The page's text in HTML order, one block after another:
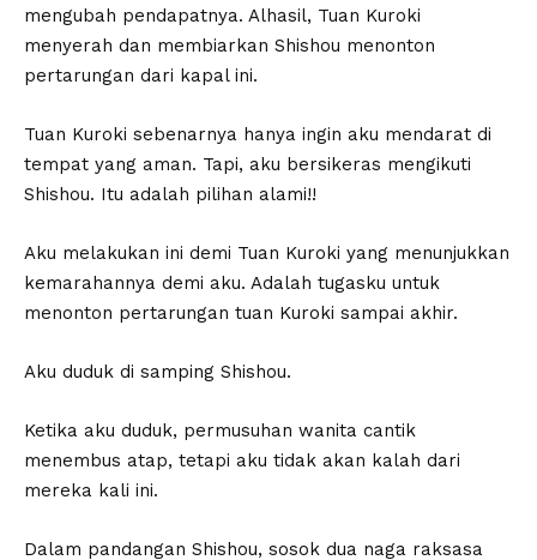
mengubah pendapatnya. Alhasil, Tuan Kuroki
menyerah dan membiarkan Shishou menonton
pertarungan dari kapal ini.
Tuan Kuroki sebenarnya hanya ingin aku mendarat di
tempat yang aman. Tapi, aku bersikeras mengikuti
Shishou. Itu adalah pilihan alami!!
Aku melakukan ini demi Tuan Kuroki yang menunjukkan
kemarahannya demi aku. Adalah tugasku untuk
menonton pertarungan tuan Kuroki sampai akhir.
Aku duduk di samping Shishou.
Ketika aku duduk, permusuhan wanita cantik
menembus atap, tetapi aku tidak akan kalah dari
mereka kali ini.
Dalam pandangan Shishou, sosok dua naga raksasa